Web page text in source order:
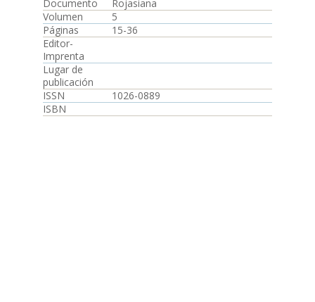
Documento
Rojasiana
Volumen
5
Páginas
15-36
Editor-
Imprenta
Lugar de
publicación
ISSN
1026-0889
ISBN